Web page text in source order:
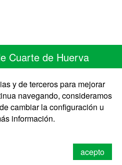
Cuarte de Huerva
de Siresa 7
Huerva ZARAGOZA
67 • Fax 976 50 41 41
5008900-B
acepto
y de terceros para mejorar
navegando, consideramos
cambiar la configuración u
información.